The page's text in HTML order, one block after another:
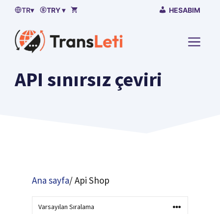
İçeriğeTR▾ TRY ▾ HESABIM
MENÜ
API sınırsız çeviri
Ana sayfa/ Api Shop